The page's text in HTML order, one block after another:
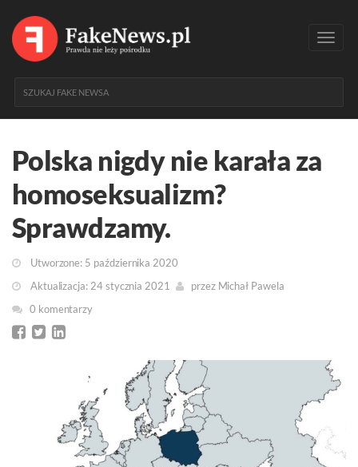
Polska nigdy nie karała za
homoseksualizm?
Sprawdzamy.
Utworzone: 5 października 2020
Aktualizacja: 24 stycznia 2021
przez Michał Pawela
0 komentarzy